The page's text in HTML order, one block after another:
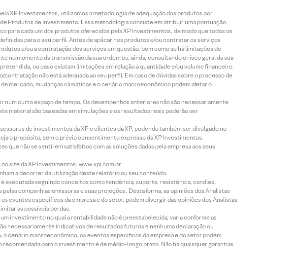
XP Investimentos, utilizamos a metodologia de adequação dos produtos por
Produtos de Investimento. Essa metodologia consiste em atribuir uma pontuação
para cada um dos produtos oferecidos pela XP Investimentos, de modo que todos os
para o seu perfil. Antes de aplicar nos produtos e/ou contratar os serviços
e/ou a contratação dos serviços em questão, bem como se há limitações de
momento da transmissão da sua ordem ou, ainda, consultando o risco geral da sua
ou caso existam limitações em relação à quantidade e/ou volume financeiro
não está adequada ao seu perfil. Em caso de dúvidas sobre o processo de
mercado, mudanças climáticas e o cenário macroeconômico podem afetar o
curto espaço de tempo. Os desempenhos anteriores não são necessariamente
material são baseadas em simulações e os resultados reais poderão ser
de investimentos da XP e clientes da XP, podendo também ser divulgado no
o propósito, sem o prévio consentimento expresso da XP Investimentos.
que não se sentirem satisfeitos com as soluções dadas pela empresa aos seus
site da XP Investimentos: www.xpi.com.br.
a decorrer da utilização deste relatório ou seu conteúdo.
é executada seguindo conceitos como tendência, suporte, resistência, candles,
companhias emissoras e suas projeções. Desta forma, as opiniões dos Analistas
eventos específicos da empresa e do setor, podem divergir das opiniões dos Analistas
as possíveis perdas.
investimento no qual a rentabilidade não é preestabelecida, varia conforme as
necessariamente indicativos de resultados futuros e nenhuma declaração ou
cenário macroeconômico, os eventos específicos da empresa e do setor podem
para o investimento é de médio-longo prazo. Não há quaisquer garantias